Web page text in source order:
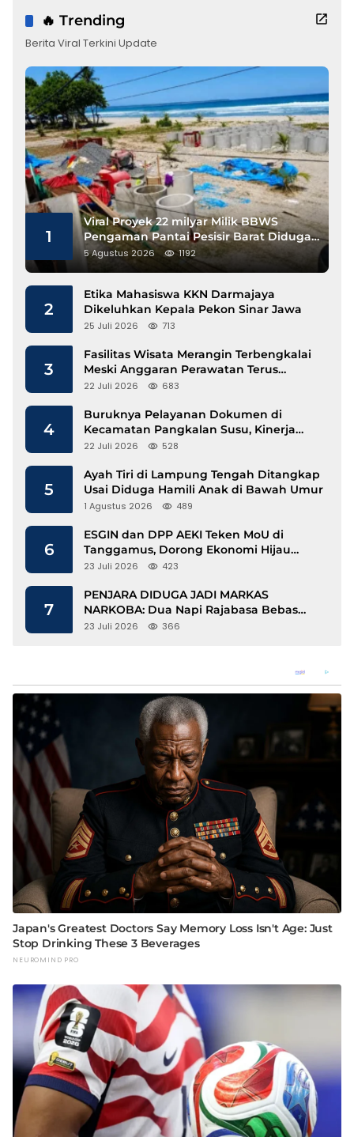
🔥 Trending
Berita Viral Terkini Update
1
Viral Proyek 22 milyar Milik BBWS
Pengaman Pantai Pesisir Barat Diduga
Gunakan Besi Banci
5 Agustus 2026 1192
2
Etika Mahasiswa KKN Darmajaya
Dikeluhkan Kepala Pekon Sinar Jawa
25 Juli 2026 713
3
Fasilitas Wisata Merangin Terbengkalai
Meski Anggaran Perawatan Terus
Mengalir
22 Juli 2026 683
4
Buruknya Pelayanan Dokumen di
Kecamatan Pangkalan Susu, Kinerja
Disdukcapil Langkat Disorot
22 Juli 2026 528
5
Ayah Tiri di Lampung Tengah Ditangkap
Usai Diduga Hamili Anak di Bawah Umur
1 Agustus 2026 489
6
ESGIN dan DPP AEKI Teken MoU di
Tanggamus, Dorong Ekonomi Hijau
Berbasis Kopi dan Perdagangan Karbon
23 Juli 2026 423
7
PENJARA DIDUGA JADI MARKAS
NARKOBA: Dua Napi Rajabasa Bebas
Gunakan HP, Muncul Dugaan
23 Juli 2026 366